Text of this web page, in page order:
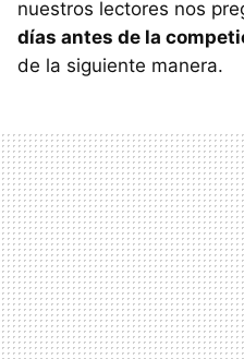
nuestros lectores nos
días antes de la
de la siguiente manera.